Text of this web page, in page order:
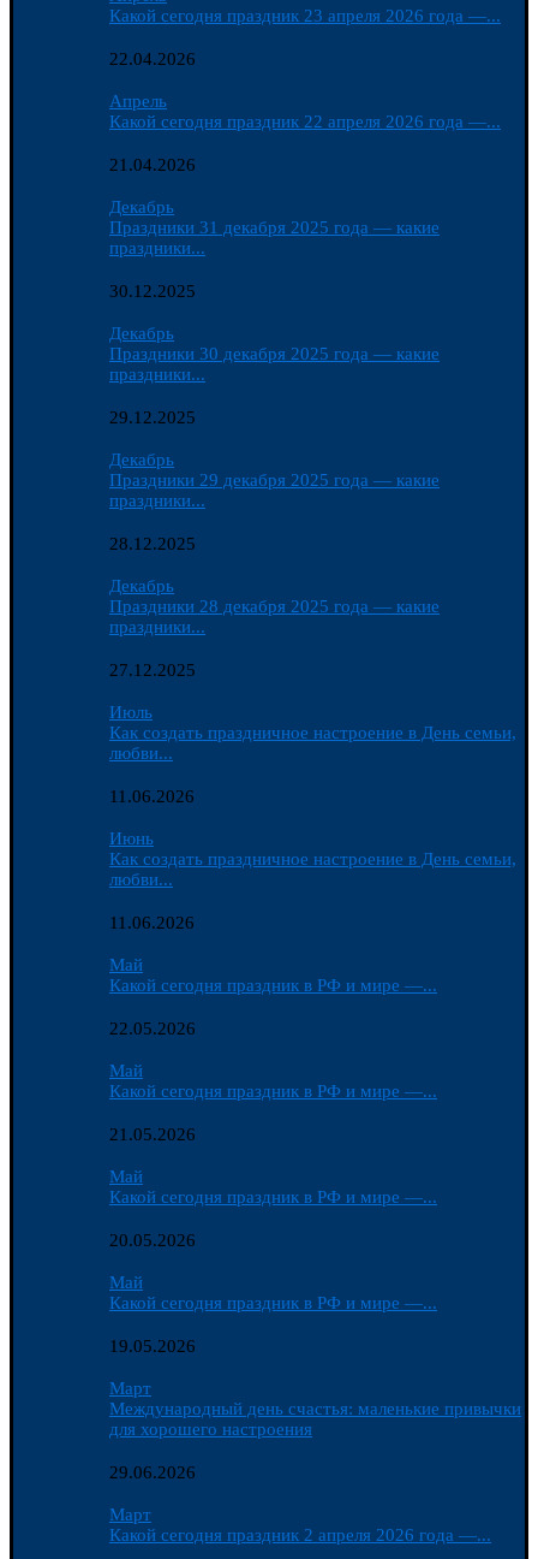
Какой сегодня праздник 23 апреля 2026 года —...
22.04.2026
Апрель
Какой сегодня праздник 22 апреля 2026 года —...
21.04.2026
Декабрь
Праздники 31 декабря 2025 года — какие
праздники...
30.12.2025
Декабрь
Праздники 30 декабря 2025 года — какие
праздники...
29.12.2025
Декабрь
Праздники 29 декабря 2025 года — какие
праздники...
28.12.2025
Декабрь
Праздники 28 декабря 2025 года — какие
праздники...
27.12.2025
Июль
Как создать праздничное настроение в День семьи,
любви...
11.06.2026
Июнь
Как создать праздничное настроение в День семьи,
любви...
11.06.2026
Май
Какой сегодня праздник в РФ и мире —...
22.05.2026
Май
Какой сегодня праздник в РФ и мире —...
21.05.2026
Май
Какой сегодня праздник в РФ и мире —...
20.05.2026
Май
Какой сегодня праздник в РФ и мире —...
19.05.2026
Март
Международный день счастья: маленькие привычки
для хорошего настроения
29.06.2026
Март
Какой сегодня праздник 2 апреля 2026 года —...